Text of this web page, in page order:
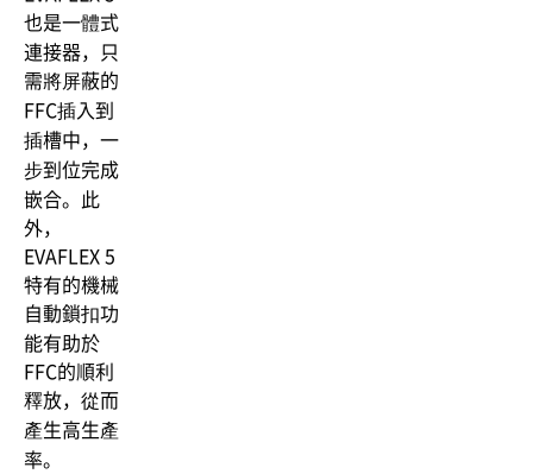
也是一體式
連接器，只
需將屏蔽的
FFC插入到
插槽中，一
步到位完成
嵌合。此
外，
EVAFLEX 5
特有的機械
自動鎖扣功
能有助於
FFC的順利
釋放，從而
產生高生產
率。